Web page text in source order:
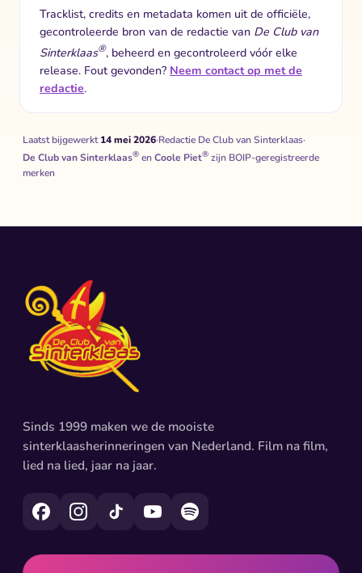
Tracklist, credits en metadata komen uit de officiële,
gecontroleerde bron van de redactie van De Club van
Sinterklaas®, beheerd en gecontroleerd vóór elke
release. Fout gevonden? Neem contact op met de
redactie.
Laatst bijgewerkt14 mei 2026·Redactie De Club van Sinterklaas·
De Club van Sinterklaas® enCoole Piet® zijn BOIP-geregistreerde
merken
Sinds 1999 maken we de mooiste
sinterklaasherinneringen van Nederland. Film na film,
lied na lied, jaar na jaar.